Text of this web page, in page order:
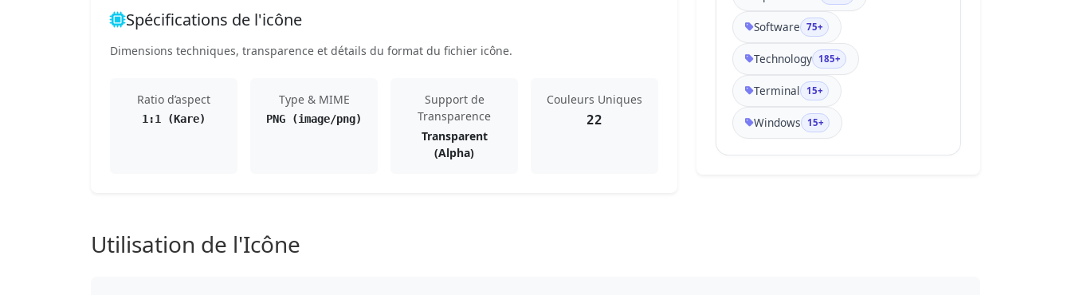
Spécifications de l'icône
Dimensions techniques, transparence et détails du format du fichier icône.
Ratio d’aspect
1:1 (Kare)
Type & MIME
PNG (image/png)
Support de
Transparence
Transparent
(Alpha)
Couleurs Uniques
22
Software 75+
Technology 185+
Terminal 15+
Windows 15+
Utilisation de l'Icône